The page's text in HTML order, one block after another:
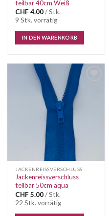
teilbar 40cm Weiß
CHF 4.00/ Stk.
9 Stk. vorrätig
IN DEN WARENKORB
Auf die
Wunschliste
JACKENREISSVERSCHLUSS
Jackenreissverschluss
teilbar 50cm aqua
CHF 5.00/ Stk.
22 Stk. vorrätig